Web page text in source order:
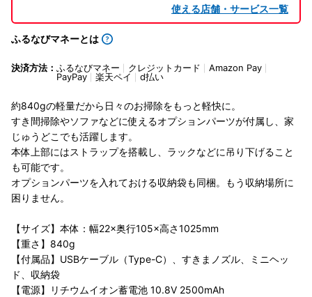
使える店舗・サービス一覧
ふるなびマネーとは
決済方法： ふるなびマネー クレジットカード
Amazon Pay
PayPay
楽天ペイ d払い
約840gの軽量だから日々のお掃除をもっと軽快に。
すき間掃除やソファなどに使えるオプションパーツが付属し、家
じゅうどこでも活躍します。
本体上部にはストラップを搭載し、ラックなどに吊り下げること
も可能です。
オプションパーツを入れておける収納袋も同梱。もう収納場所に
困りません。
【サイズ】本体：幅22×奥行105×高さ1025mm
【重さ】840g
【付属品】USBケーブル（Type-C）、すきまノズル、ミニヘッ
ド、収納袋
【電源】リチウムイオン蓄電池 10.8V 2500mAh